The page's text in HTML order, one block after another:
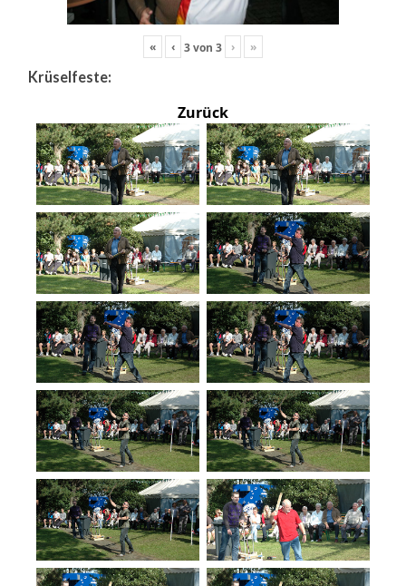
« ‹ 3von 3 › »
Krüselfeste:
Zurück